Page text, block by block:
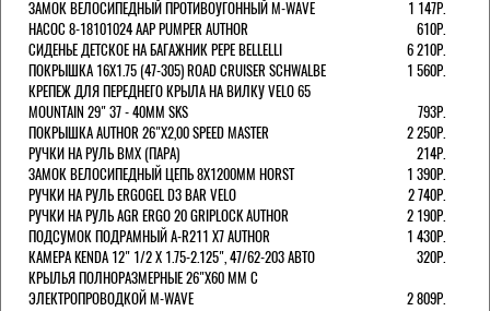
ЗАМОК ВЕЛОСИПЕДНЫЙ ПРОТИВОУГОННЫЙ M-WAVE
1 147Р.
НАСОС 8-18101024 AAP PUMPER AUTHOR
610Р.
СИДЕНЬЕ ДЕТСКОЕ НА БАГАЖНИК PEPE BELLELLI
6 210Р.
ПОКРЫШКА 16X1.75 (47-305) ROAD CRUISER SCHWALBE
1 560Р.
КРЕПЕЖ ДЛЯ ПЕРЕДНЕГО КРЫЛА НА ВИЛКУ VELO 65
MOUNTAIN 29" 37 - 40ММ SKS
793Р.
ПОКРЫШКА AUTHOR 26"Х2,00 SPEED MASTER
2 250Р.
РУЧКИ НА РУЛЬ BMX (ПАРА)
214Р.
ЗАМОК ВЕЛОCИПЕДНЫЙ ЦЕПЬ 8Х1200ММ HORST
1 390Р.
РУЧКИ НА РУЛЬ ERGOGEL D3 BAR VELO
2 740Р.
РУЧКИ НА РУЛЬ AGR ERGO 20 GRIPLOCK AUTHOR
2 190Р.
ПОДСУМОК ПОДРАМНЫЙ A-R211 X7 AUTHOR
1 430Р.
КАМЕРА KENDA 12" 1/2 Х 1.75-2.125", 47/62-203 АВТО
320Р.
КРЫЛЬЯ ПОЛНОРАЗМЕРНЫЕ 26"Х60 ММ С
ЭЛЕКТРОПРОВОДКОЙ M-WAVE
2 809Р.